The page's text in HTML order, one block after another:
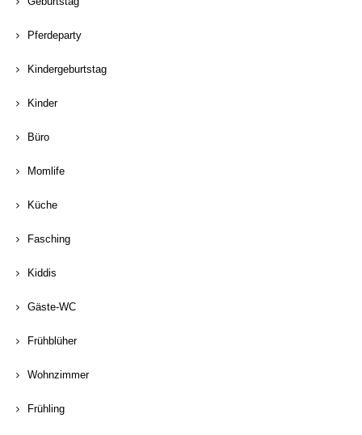
Pferdeparty
Kindergeburtstag
Kinder
Büro
Momlife
Küche
Fasching
Kiddis
Gäste-WC
Frühblüher
Wohnzimmer
Frühling